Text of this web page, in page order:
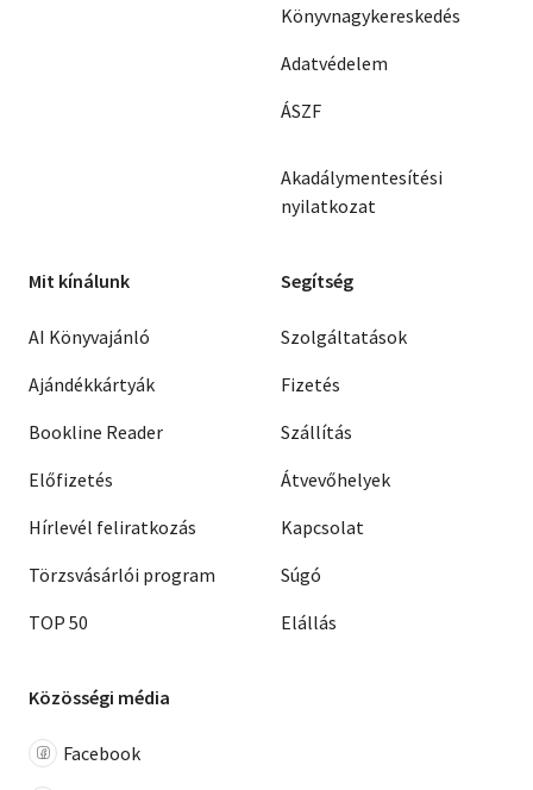
Könyvnagykereskedés
Adatvédelem
ÁSZF
Akadálymentesítési
nyilatkozat
Mit kínálunk
AI Könyvajánló
Ajándékkártyák
Bookline Reader
Előfizetés
Hírlevél feliratkozás
Törzsvásárlói program
TOP 50
Segítség
Szolgáltatások
Fizetés
Szállítás
Átvevőhelyek
Kapcsolat
Súgó
Elállás
Közösségi média
Facebook